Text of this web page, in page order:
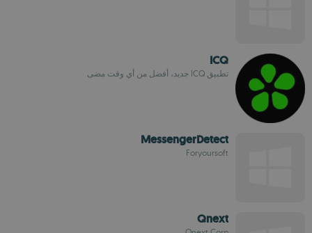
ICQ
تطبيق ICQ جديد، أفضل من أي وقت مضى
MessengerDetect
Foryoursoft
Qnext